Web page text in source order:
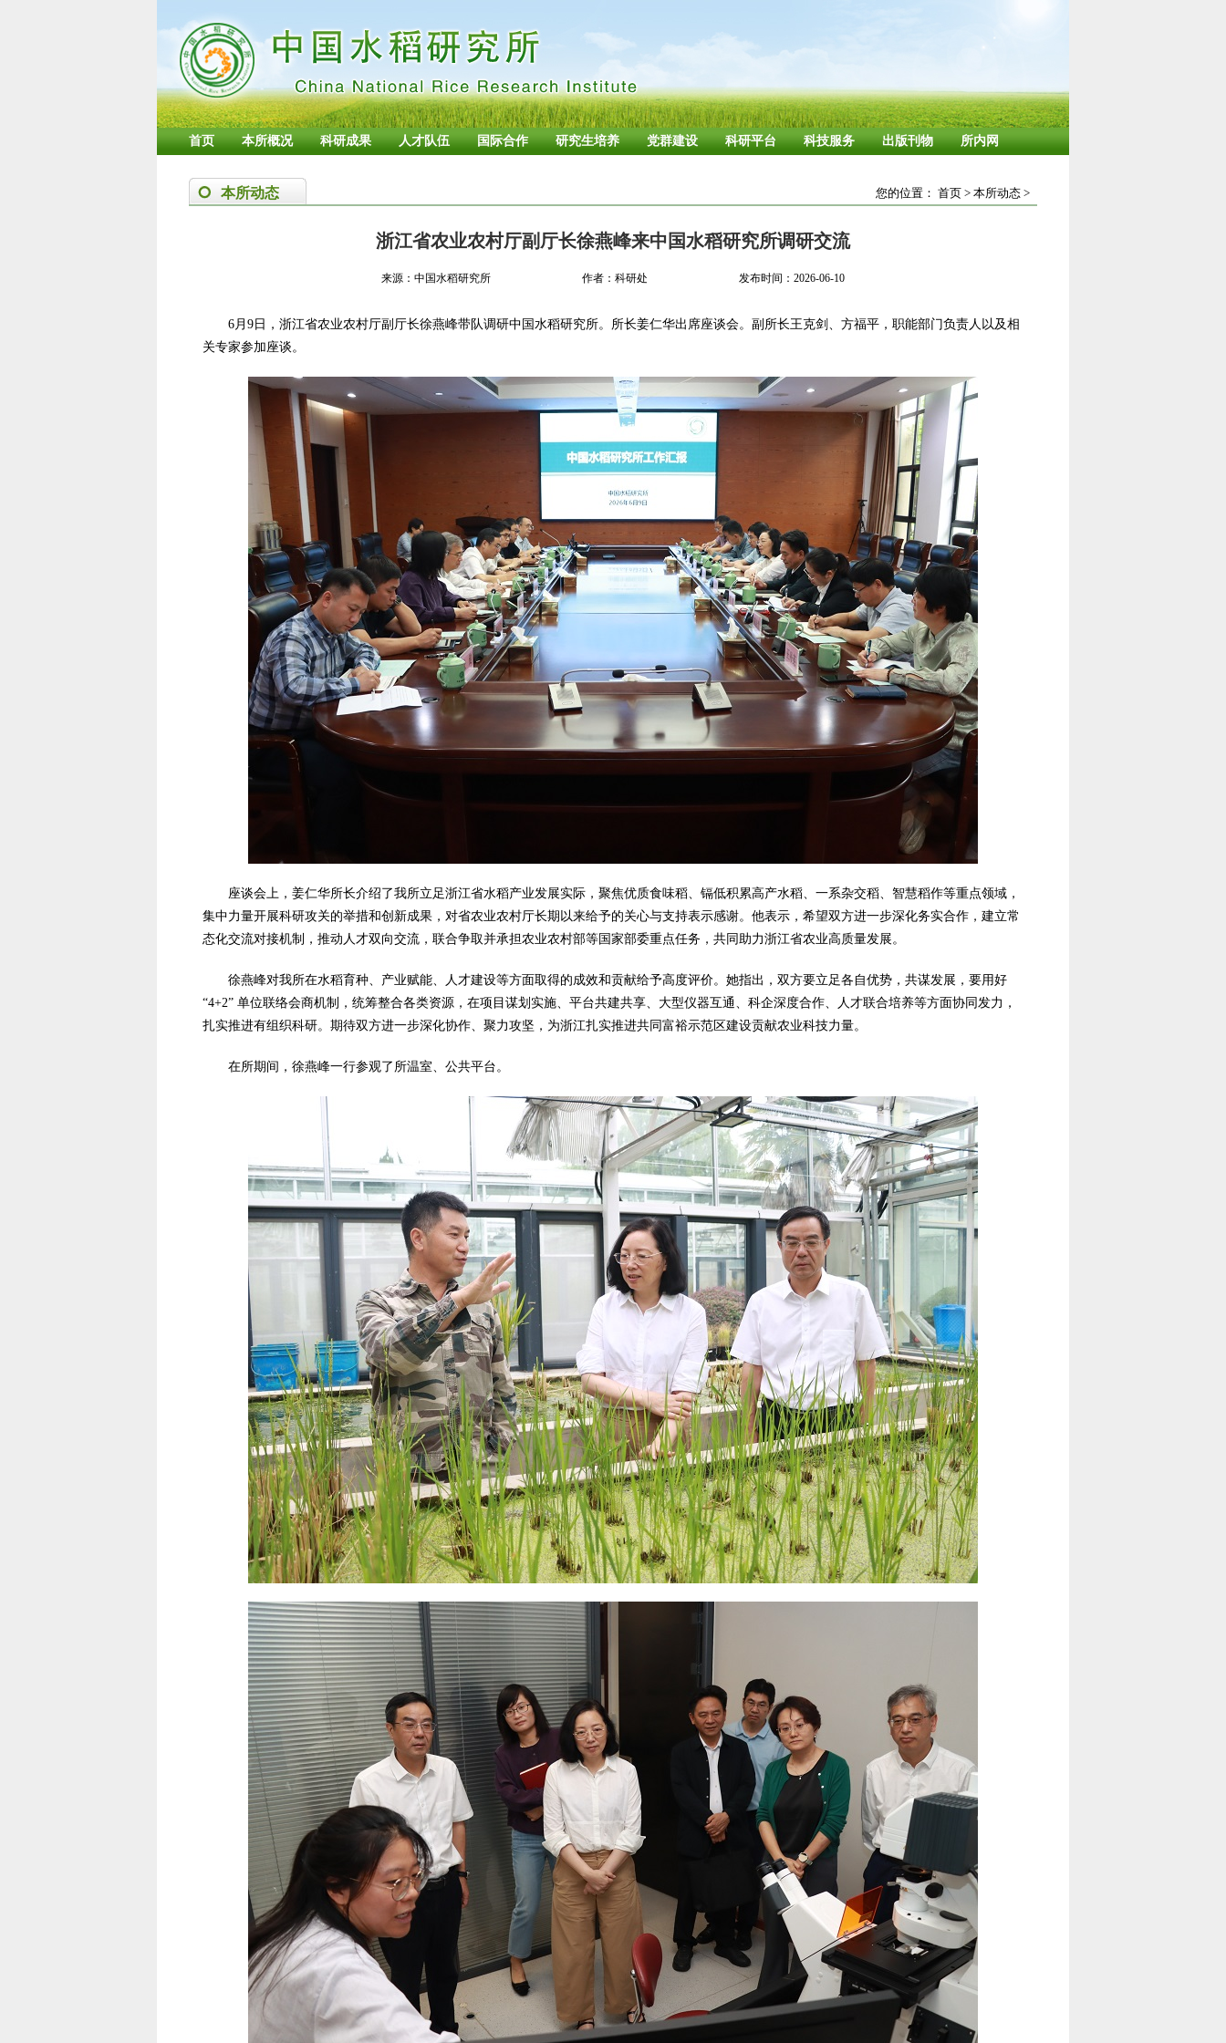
首页 本所概况 科研成果 人才队伍 国际合作 研究生培养 党群建设 科研平台 科技服务 出版刊物 所内网
本所动态 您的位置： 首页 > 本所动态 >
浙江省农业农村厅副厅长徐燕峰来中国水稻研究所调研交流
来源：中国水稻研究所 作者：科研处 发布时间：2026-06-10
6月9日，浙江省农业农村厅副厅长徐燕峰带队调研中国水稻研究所。所长姜仁华出席座谈会。副所长王克剑、方福平，职能部门负责人以及相
关专家参加座谈。
座谈会上，姜仁华所长介绍了我所立足浙江省水稻产业发展实际，聚焦优质食味稻、镉低积累高产水稻、一系杂交稻、智慧稻作等重点领域，
集中力量开展科研攻关的举措和创新成果，对省农业农村厅长期以来给予的关心与支持表示感谢。他表示，希望双方进一步深化务实合作，建立常
态化交流对接机制，推动人才双向交流，联合争取并承担农业农村部等国家部委重点任务，共同助力浙江省农业高质量发展。
徐燕峰对我所在水稻育种、产业赋能、人才建设等方面取得的成效和贡献给予高度评价。她指出，双方要立足各自优势，共谋发展，要用好
“4+2” 单位联络会商机制，统筹整合各类资源，在项目谋划实施、平台共建共享、大型仪器互通、科企深度合作、人才联合培养等方面协同发力，
扎实推进有组织科研。期待双方进一步深化协作、聚力攻坚，为浙江扎实推进共同富裕示范区建设贡献农业科技力量。
在所期间，徐燕峰一行参观了所温室、公共平台。